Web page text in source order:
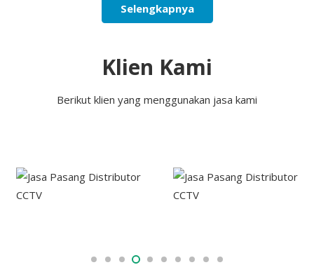
Selengkapnya
Klien Kami
Berikut klien yang menggunakan jasa kami